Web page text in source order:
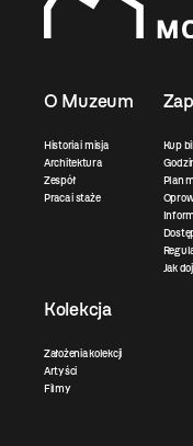
O Muzeum
Historia i misja
Architektura
Zespół
Praca i staże
Kup
Plan
Jak
Kolekcja
Założenia kolekcji
Artyści
Filmy